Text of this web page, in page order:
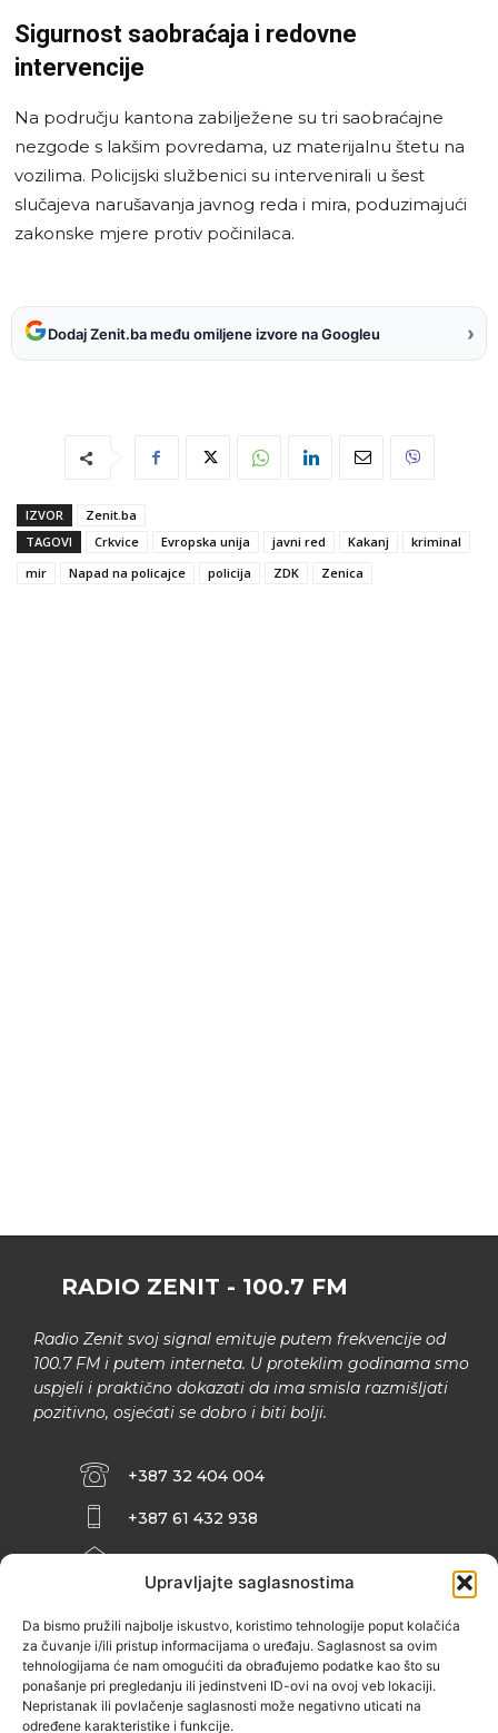
Upravljajte saglasnostima
Da bismo pružili najbolje iskustvo, koristimo tehnologije poput kolačića
za čuvanje i/ili pristup informacijama o uređaju. Saglasnost sa ovim
tehnologijama će nam omogućiti da obrađujemo podatke kao što su
ponašanje pri pregledanju ili jedinstveni ID-ovi na ovoj veb lokaciji.
Nepristanak ili povlačenje saglasnosti može negativno uticati na
određene karakteristike i funkcije.
Sigurnost saobraćaja i redovne
intervencije
Na području kantona zabilježene su tri saobraćajne
nezgode s lakšim povredama, uz materijalnu štetu na
vozilima. Policijski službenici su intervenirali u šest
slučajeva narušavanja javnog reda i mira, poduzimajući
zakonske mjere protiv počinilaca.
Dodaj Zenit.ba među omiljene izvore na Googleu ›
IZVOR
Zenit.ba
TAGOVI
Crkvice Evropska unija javni red Kakanj
kriminal
mir
Napad na policajce policija ZDK Zenica
RADIO ZENIT - 100.7 FM
Radio Zenit svoj signal emituje putem frekvencije od
100.7 FM i putem interneta. U proteklim godinama smo
uspjeli i praktično dokazati da ima smisla razmišljati
pozitivno, osjećati se dobro i biti bolji.
+387 32 404 004
+387 61 432 938
INFO@ZENIT.BA
ZENIČANKA, 3. SPRAT), 72000 ZENICA